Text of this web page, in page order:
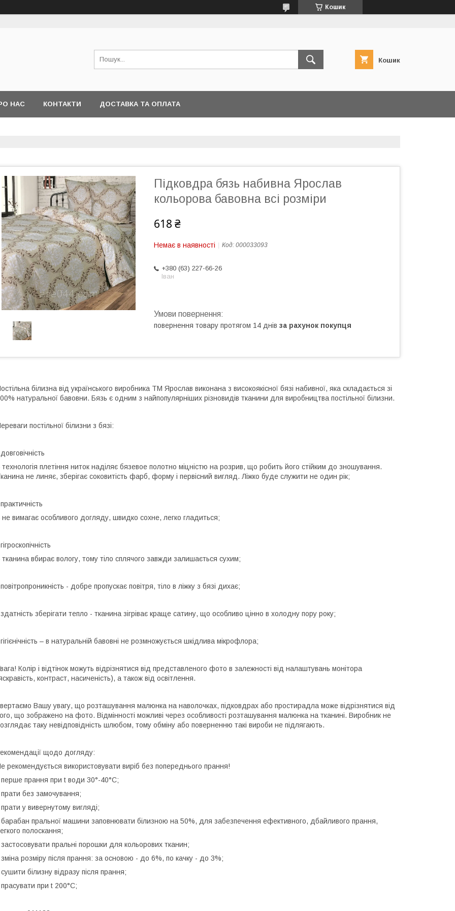
Кошик
Кошик
НАС КОНТАКТИ ДОСТАВКА ТА ОПЛАТА
Підковдра бязь набивна Ярослав
кольорова бавовна всі розміри
618 ₴
Немає в наявності Код: 000033093
+380 (63) 227-66-26
Іван
повернення товару протягом 14 днів за рахунок покупця
білизна від українського виробника ТМ Ярослав виконана з високоякісної бязі набивної, яка складається зі
натуральної бавовни. Бязь є одним з найпопулярніших різновидів тканини для виробництва постільної білизни.
постільної білизни з бязі:
технологія плетіння ниток наділяє бязевое полотно міцністю на розрив, що робить його стійким до зношування.
не линяє, зберігає соковитість фарб, форму і первісний вигляд. Ліжко буде служити не один рік;
не вимагає особливого догляду, швидко сохне, легко гладиться;
тканина вбирає вологу, тому тіло сплячого завжди залишається сухим;
- добре пропускає повітря, тіло в ліжку з бязі дихає;
зберігати тепло - тканина зігріває краще сатину, що особливо цінно в холодну пору року;
– в натуральній бавовні не розмножується шкідлива мікрофлора;
Колір і відтінок можуть відрізнятися від представленого фото в залежності від налаштувань монітора
контраст, насиченість), а також від освітлення.
Вашу увагу, що розташування малюнка на наволочках, підковдрах або простирадла може відрізнятися від
що зображено на фото. Відмінності можливі через особливості розташування малюнка на тканині. Виробник не
таку невідповідність шлюбом, тому обміну або поверненню такі вироби не підлягають.
щодо догляду:
рекомендується використовувати виріб без попереднього прання!
перше прання при t води 30°-40°C;
прати без замочування;
прати у вивернутому вигляді;
барабан пральної машини заповнювати білизною на 50%, для забезпечення ефективного, дбайливого прання,
полоскання;
застосовувати пральні порошки для кольорових тканин;
зміна розміру після прання: за основою - до 6%, по качку - до 3%;
сушити білизну відразу після прання;
прасувати при t 200°С;